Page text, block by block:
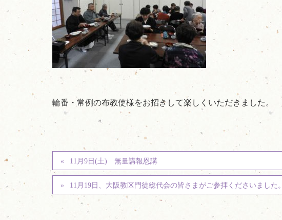
輪番・常例の布教使様をお招きして楽しくいただきました。
11月9日(土) 無量講報恩講
11月19日、大阪教区門徒総代会の皆さまがご参拝くださいました。